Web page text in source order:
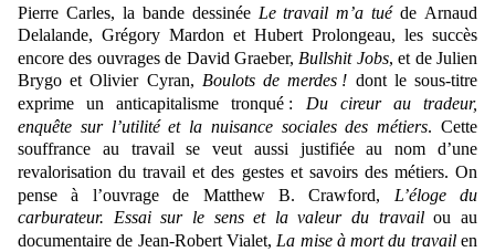
Pierre Carles, la bande dessinée Le travail m’a tuéde Arnaud
Delalande, Grégory Mardon et Hubert Prolongeau, les succès
encore des ouvrages de David Graeber, Bullshit Jobs, et de Julien
Brygo et Olivier Cyran, Boulots de merdes ! dont le sous-titre
exprime un anticapitalisme tronqué : Du cireur au tradeur,
enquête sur l’utilité et la nuisance sociales des métiers. Cette
souffrance au travail se veut aussi justifiée au nom d’une
revalorisation du travail et des gestes et savoirs des métiers. On
pense à l’ouvrage de Matthew B. Crawford, L’éloge du
carburateur. Essai sur le sens et la valeur du travailou au
documentaire de Jean-Robert Vialet, La mise à mort du travailen